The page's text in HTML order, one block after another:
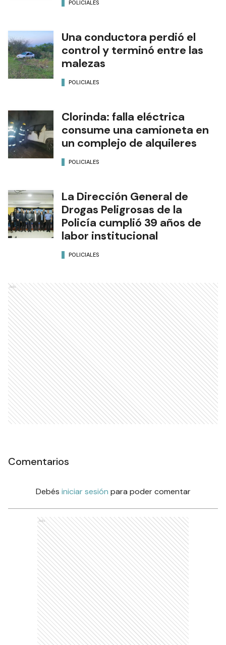
POLICIALES
Una conductora perdió el
control y terminó entre las
malezas
POLICIALES
Clorinda: falla eléctrica
consume una camioneta en
un complejo de alquileres
POLICIALES
La Dirección General de
Drogas Peligrosas de la
Policía cumplió 39 años de
labor institucional
POLICIALES
Ads
Comentarios
Debés iniciar sesión para poder comentar
Ads